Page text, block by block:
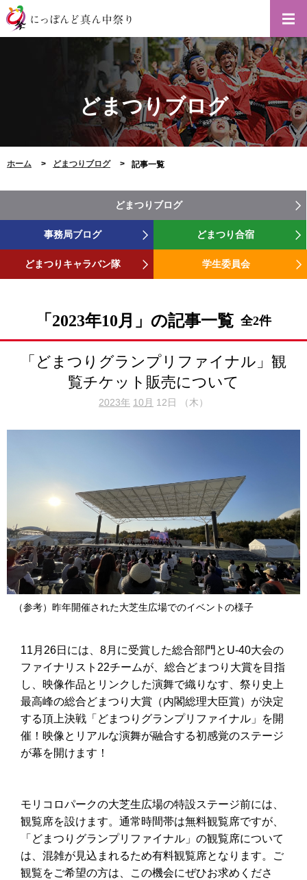
どまつりブログ
ホーム どまつりブログ 記事一覧
どまつりブログ
事務局ブログ どまつり合宿
どまつりキャラバン隊 学生委員会
「2023年10月」の記事一覧 全2件
「どまつりグランプリファイナル」観
覧チケット販売について
2023年 10月 12日 （木）
（参考）昨年開催された大芝生広場でのイベントの様子
11月26日には、8月に受賞した総合部門とU-40大会の
ファイナリスト22チームが、総合どまつり大賞を目指
し、映像作品とリンクした演舞で織りなす、祭り史上
最高峰の総合どまつり大賞（内閣総理大臣賞）が決定
する頂上決戦「どまつりグランプリファイナル」を開
催！映像とリアルな演舞が融合する初感覚のステージ
が幕を開けます！
モリコロパークの大芝生広場の特設ステージ前には、
観覧席を設けます。通常時間帯は無料観覧席ですが、
「どまつりグランプリファイナル」の観覧席について
は、混雑が見込まれるため有料観覧席となります。ご
観覧をご希望の方は、この機会にぜひお求めくださ